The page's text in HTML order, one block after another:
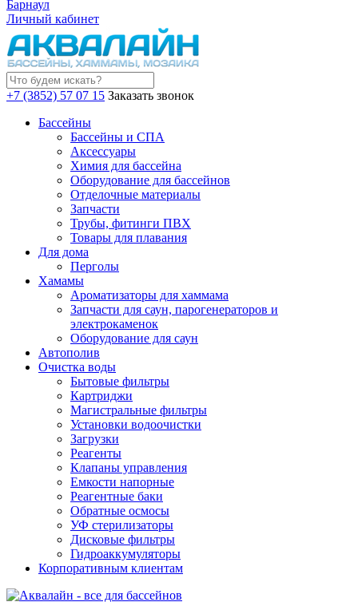
Барнаул
Личный кабинет
+7 (3852) 57 07 15 Заказать звонок
Бассейны
Бассейны и СПА
Аксессуары
Химия для бассейна
Оборудование для бассейнов
Отделочные материалы
Запчасти
Трубы, фитинги ПВХ
Товары для плавания
Для дома
Перголы
Хамамы
Ароматизаторы для хаммама
Запчасти для саун, парогенераторов и
электрокаменок
Оборудование для саун
Автополив
Очистка воды
Бытовые фильтры
Картриджи
Магистральные фильтры
Установки водоочистки
Загрузки
Реагенты
Клапаны управления
Емкости напорные
Реагентные баки
Обратные осмосы
УФ стерилизаторы
Дисковые фильтры
Гидроаккумуляторы
Корпоративным клиентам